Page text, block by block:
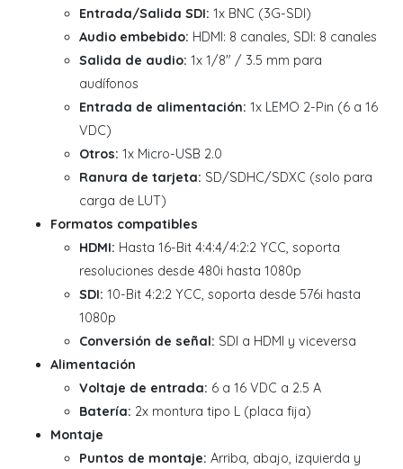
Entrada/Salida SDI: 1x BNC (3G-SDI)
Audio embebido: HDMI: 8 canales, SDI: 8 canales
Salida de audio: 1x 1/8" / 3.5 mm para
audífonos
Entrada de alimentación: 1x LEMO 2-Pin (6 a 16
VDC)
Otros: 1x Micro-USB 2.0
Ranura de tarjeta: SD/SDHC/SDXC (solo para
carga de LUT)
Formatos compatibles
HDMI: Hasta 16-Bit 4:4:4/4:2:2 YCC, soporta
resoluciones desde 480i hasta 1080p
SDI: 10-Bit 4:2:2 YCC, soporta desde 576i hasta
1080p
Conversión de señal: SDI a HDMI y viceversa
Alimentación
Voltaje de entrada: 6 a 16 VDC a 2.5 A
Batería: 2x montura tipo L (placa fija)
Montaje
Puntos de montaje: Arriba, abajo, izquierda y